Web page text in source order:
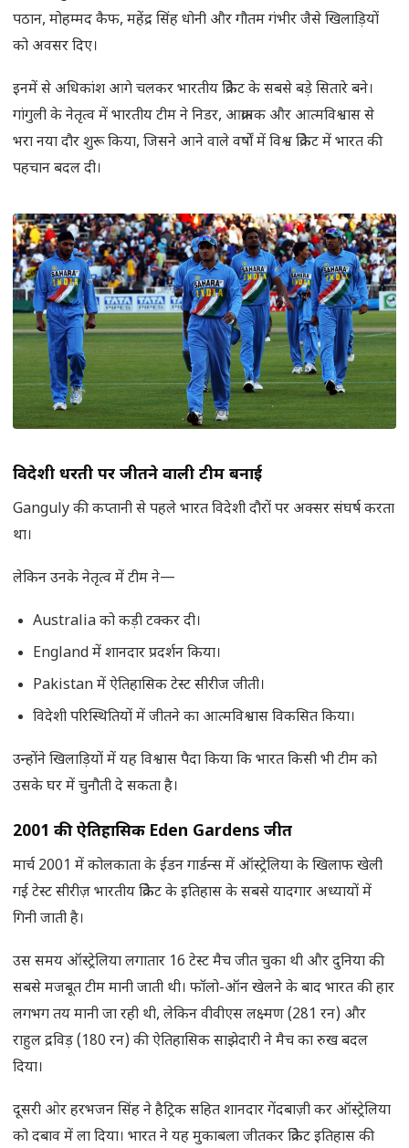
पठान, मोहम्मद कैफ, महेंद्र सिंह धोनी और गौतम गंभीर जैसे खिलाड़ियों
को अवसर दिए।
इनमें से अधिकांश आगे चलकर भारतीय क्रिकेट के सबसे बड़े सितारे बने।
गांगुली के नेतृत्व में भारतीय टीम ने निडर, आक्रामक और आत्मविश्वास से
भरा नया दौर शुरू किया, जिसने आने वाले वर्षों में विश्व क्रिकेट में भारत की
पहचान बदल दी।
विदेशी धरती पर जीतने वाली टीम बनाई
Ganguly की कप्तानी से पहले भारत विदेशी दौरों पर अक्सर संघर्ष करता
था।
लेकिन उनके नेतृत्व में टीम ने—
Australia को कड़ी टक्कर दी।
England में शानदार प्रदर्शन किया।
Pakistan में ऐतिहासिक टेस्ट सीरीज जीती।
विदेशी परिस्थितियों में जीतने का आत्मविश्वास विकसित किया।
उन्होंने खिलाड़ियों में यह विश्वास पैदा किया कि भारत किसी भी टीम को
उसके घर में चुनौती दे सकता है।
2001 की ऐतिहासिक Eden Gardens जीत
मार्च 2001 में कोलकाता के ईडन गार्डन्स में ऑस्ट्रेलिया के खिलाफ खेली
गई टेस्ट सीरीज़ भारतीय क्रिकेट के इतिहास के सबसे यादगार अध्यायों में
गिनी जाती है।
उस समय ऑस्ट्रेलिया लगातार 16 टेस्ट मैच जीत चुका थी और दुनिया की
सबसे मजबूत टीम मानी जाती थी। फॉलो-ऑन खेलने के बाद भारत की हार
लगभग तय मानी जा रही थी, लेकिन वीवीएस लक्ष्मण (281 रन) और
राहुल द्रविड़ (180 रन) की ऐतिहासिक साझेदारी ने मैच का रुख बदल
दिया।
दूसरी ओर हरभजन सिंह ने हैट्रिक सहित शानदार गेंदबाज़ी कर ऑस्ट्रेलिया
को दबाव में ला दिया। भारत ने यह मुकाबला जीतकर क्रिकेट इतिहास की